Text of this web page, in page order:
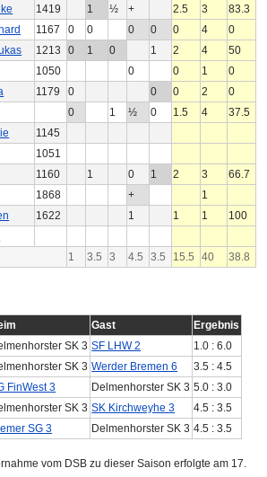
1419 1 ½ + 2.5 3
83.3
1167 0 0 0 0 0 4
0
1213 0 1 0 1 2 4
50
1050 0 0 1
0
1179 0 0 0 2
0
0 1 ½ 0 1.5 4
37.5
1145
1051
1160 1 0 1 2 3
66.7
1868 +
1
1622 1 1 1
100
1 3.5 3 4.5 3.5 15.5 40 38.8
Gast
Ergebnis
SK 3 SF LHW 2
1.0 : 6.0
SK 3 Werder Bremen 6
3.5 : 4.5
FinWest 3 Delmenhorster SK 3 5.0 : 3.0
SK 3 SK Kirchweyhe 3
4.5 : 3.5
SG 3 Delmenhorster SK 3 4.5 : 3.5
vom DSB zu dieser Saison erfolgte am 17.